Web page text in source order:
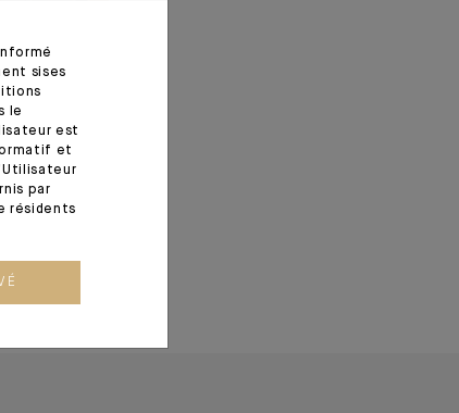
sises
le
est
et
par
résidents